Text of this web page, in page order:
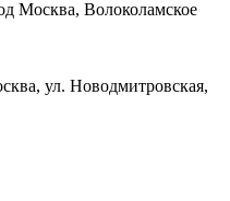
Москва, Волоколамское
ул. Новодмитровская,